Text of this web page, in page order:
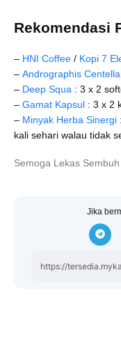
Rekomendasi
– HNI Coffee / Kopi 7
– Andrographis Centella
– Deep Squa : 3 x 2
– Gamat Kapsul : 3 x 2
– Minyak Herba Sinergi
kali sehari walau tidak
Semoga Lekas Sembuh
Jika
https://